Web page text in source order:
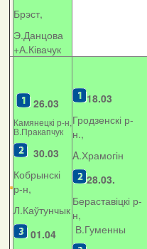
Брэст,
Э.Данцова
+А.Ківачук
26.03
Камянецкі р-н,
В.Пракапчук
30.03
Кобрынскі
р-н,
Л.Каўтунчык
01.04
18.03
Гродзенскі р-
н.,
A.Храмогін
28.03.
Бераставіцкі р-
н,
В.Гуменны